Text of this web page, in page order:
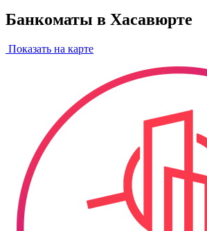
Банкоматы в Хасавюрте
Показать на карте